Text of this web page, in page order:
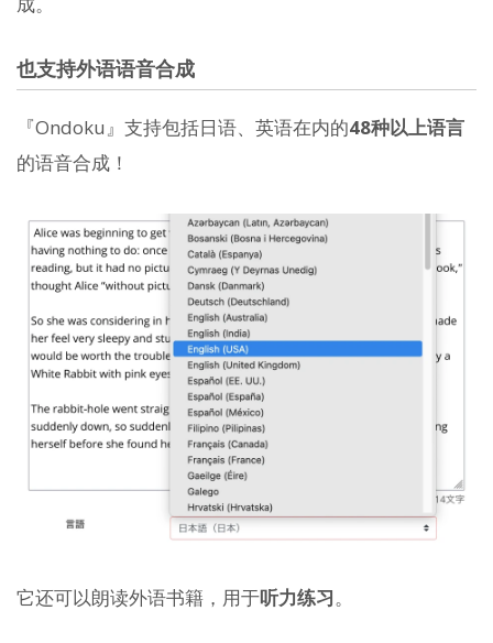
也支持外语语音合成
『Ondoku』支持包括日语、英语在内的48种以上语言
的语音合成！
它还可以朗读外语书籍，用于听力练习。